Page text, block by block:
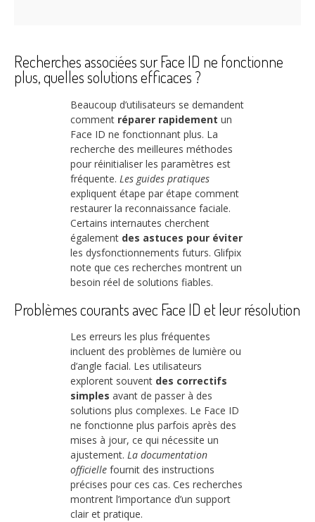
Recherches associées sur Face ID ne fonctionne
plus, quelles solutions efficaces ?
Beaucoup d’utilisateurs se demandent
comment réparer rapidement un
Face ID ne fonctionnant plus. La
recherche des meilleures méthodes
pour réinitialiser les paramètres est
fréquente. Les guides pratiques
expliquent étape par étape comment
restaurer la reconnaissance faciale.
Certains internautes cherchent
également des astuces pour éviter
les dysfonctionnements futurs. Glifpix
note que ces recherches montrent un
besoin réel de solutions fiables.
Problèmes courants avec Face ID et leur résolution
Les erreurs les plus fréquentes
incluent des problèmes de lumière ou
d’angle facial. Les utilisateurs
explorent souvent des correctifs
simples avant de passer à des
solutions plus complexes. Le Face ID
ne fonctionne plus parfois après des
mises à jour, ce qui nécessite un
ajustement. La documentation
officielle fournit des instructions
précises pour ces cas. Ces recherches
montrent l’importance d’un support
clair et pratique.